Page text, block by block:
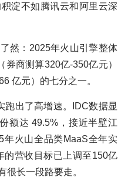
淀不如腾讯云和阿里云深
然：2025年火山引擎整体
商测算320亿-350亿元）
亿元）的七分之一。
跑出了高增速。IDC数据显
额达 49.5%，接近半壁江
年火山全品类MaaS全年实
的营收目标已上调至150亿
很长一段路要走。